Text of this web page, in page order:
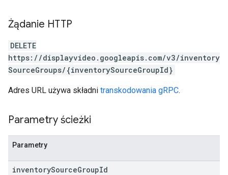
Żądanie HTTP
DELETE
https://displayvideo.googleapis.com/v3/inventory
SourceGroups/{inventorySourceGroupId}
Adres URL używa składni transkodowania gRPC.
Parametry ścieżki
Parametry
inventorySourceGroupId